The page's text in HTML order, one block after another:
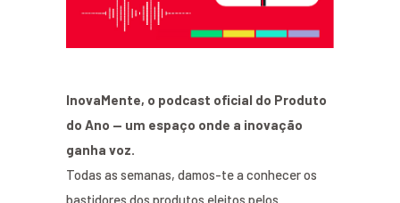
InovaMente, o podcast oficial do Produto
do Ano — um espaço onde a inovação
ganha voz.
Todas as semanas, damos-te a conhecer os
bastidores dos produtos eleitos pelos